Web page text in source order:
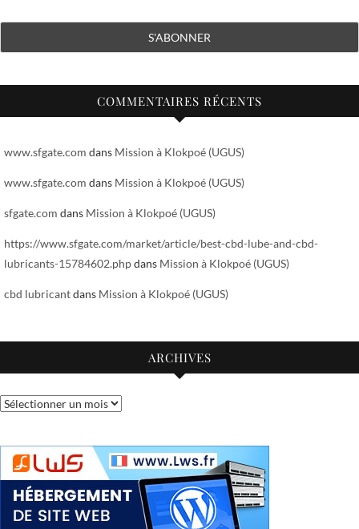
COMMENTAIRES RÉCENTS
www.sfgate.com dans Mission à Klokpoé (UGUS)
www.sfgate.com dans Mission à Klokpoé (UGUS)
sfgate.com dans Mission à Klokpoé (UGUS)
https://www.sfgate.com/market/article/best-cbd-lube-and-cbd-
lubricants-15784602.phpdans Mission à Klokpoé (UGUS)
cbd lubricantdans Mission à Klokpoé (UGUS)
ARCHIVES